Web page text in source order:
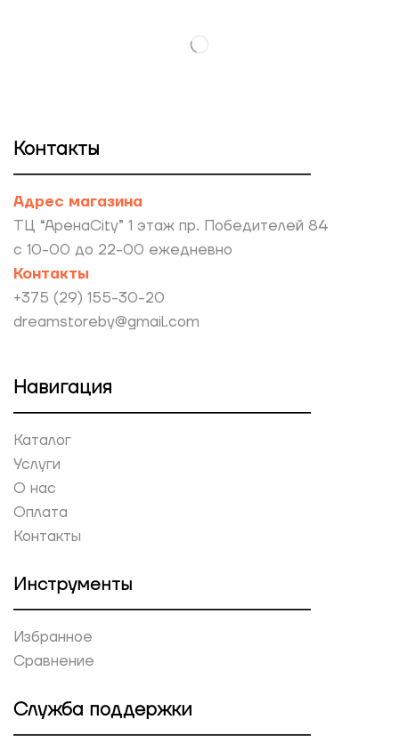
Контакты
Адрес магазина
ТЦ “АренаCity” 1 этаж пр. Победителей 84
с 10-00 до 22-00 ежедневно
Контакты
+375 (29) 155-30-20
dreamstoreby@gmail.com
Навигация
Каталог
Услуги
О нас
Оплата
Контакты
Инструменты
Избранное
Сравнение
Служба поддержки